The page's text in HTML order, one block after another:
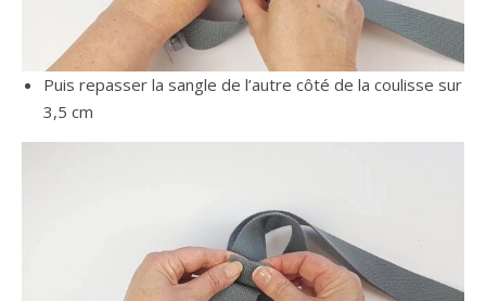
Puis repasser la sangle de l’autre côté de la coulisse sur
3,5 cm